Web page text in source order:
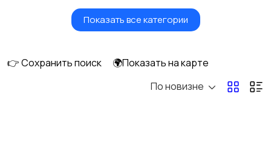
Грызуны
С/х животные
Показать все категории
👉 Сохранить поиск
🌍Показать на карте
По новизне